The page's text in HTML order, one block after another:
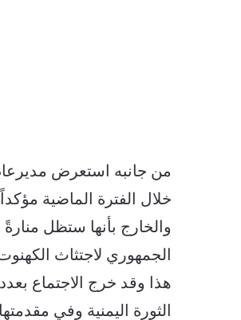
من جانبه استعرض مديرعام
خلال الفترة الماضية
والخارج بأنها ستظل
الجمهوري لاجتثاث
هذا وقد خرج الاجتماع بعدد
الثورة اليمنية وفي